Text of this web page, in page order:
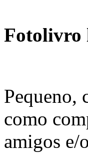
Fotolivro
Pequeno,
como
amigos e/